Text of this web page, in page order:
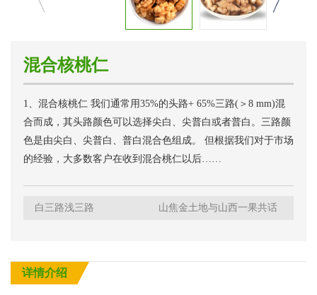
混合核桃仁
1、混合核桃仁 我们通常用35%的头路+ 65%三路(＞8 mm)混
合而成，其头路颜色可以选择尖白、尖普白或者普白。三路颜
色是由尖白、尖普白、普白混合色组成。 但根据我们对于市场
的经验，大多数客户在收到混合桃仁以后……
白三路浅三路 山焦金土地与山西一果共话
详情介绍